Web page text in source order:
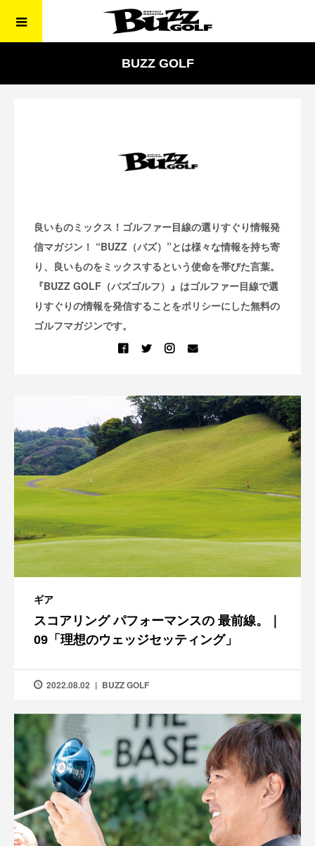
BUZZ GOLF
良いものミックス！ゴルファー目線の選りすぐり情報発
信マガジン！ “BUZZ（バズ）”とは様々な情報を持ち寄
り、良いものをミックスするという使命を帯びた言葉。
『BUZZ GOLF（バズゴルフ）』はゴルファー目線で選
りすぐりの情報を発信することをポリシーにした無料の
ゴルフマガジンです。
ギア
スコアリング パフォーマンスの 最前線。｜
09「理想のウェッジセッティング」
2022.08.02 BUZZ GOLF